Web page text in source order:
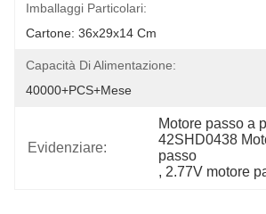
Imballaggi Particolari:
Cartone: 36x29x14 Cm
Capacità Di Alimentazione:
40000+PCS+Mese
Evidenziare:
Motore passo a
42SHD0438
passo
, 2.77V motore